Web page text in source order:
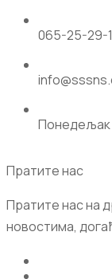
065-25-29-
Понедељак
Пратите нас
Пратите нас на
новостима,